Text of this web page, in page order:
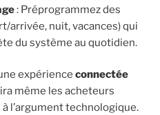
: Préprogrammez des
arrivée, nuit, vacances) qui
du système au quotidien.
expérience connectée
même les acheteurs
l’argument technologique.